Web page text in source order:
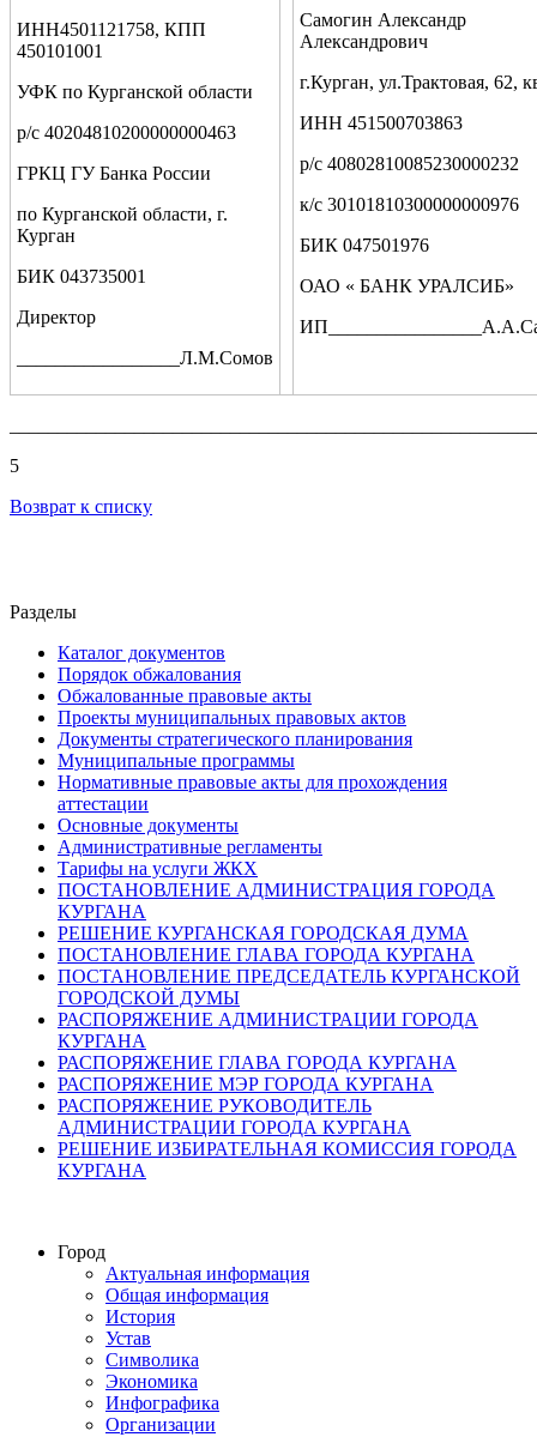
ИНН4501121758, КПП
450101001
УФК по Курганской области
р/с 40204810200000000463
ГРКЦ ГУ Банка России
по Курганской области, г.
Курган
БИК 043735001
Директор
_________________Л.М.Сомов
Самогин Александр
Александрович
г.Курган, ул.Трактовая, 62,
ИНН 451500703863
р/с 40802810085230000232
к/с 30101810300000000976
БИК 047501976
ОАО « БАНК УРАЛСИБ»
5
Возврат к списку
Разделы
Каталог документов
Порядок обжалования
Обжалованные правовые акты
Проекты муниципальных правовых актов
Документы стратегического планирования
Муниципальные программы
Нормативные правовые акты для прохождения
аттестации
Основные документы
Административные регламенты
Тарифы на услуги ЖКХ
ПОСТАНОВЛЕНИЕ АДМИНИСТРАЦИЯ ГОРОДА
КУРГАНА
РЕШЕНИЕ КУРГАНСКАЯ ГОРОДСКАЯ ДУМА
ПОСТАНОВЛЕНИЕ ГЛАВА ГОРОДА КУРГАНА
ПОСТАНОВЛЕНИЕ ПРЕДСЕДАТЕЛЬ КУРГАНСКОЙ
ГОРОДСКОЙ ДУМЫ
РАСПОРЯЖЕНИЕ АДМИНИСТРАЦИИ ГОРОДА
КУРГАНА
РАСПОРЯЖЕНИЕ ГЛАВА ГОРОДА КУРГАНА
РАСПОРЯЖЕНИЕ МЭР ГОРОДА КУРГАНА
РАСПОРЯЖЕНИЕ РУКОВОДИТЕЛЬ
АДМИНИСТРАЦИИ ГОРОДА КУРГАНА
РЕШЕНИЕ ИЗБИРАТЕЛЬНАЯ КОМИССИЯ ГОРОДА
КУРГАНА
Город
Актуальная информация
Общая информация
История
Устав
Символика
Экономика
Инфографика
Организации